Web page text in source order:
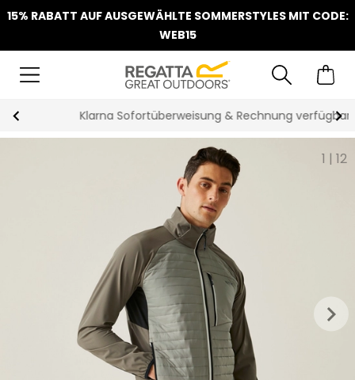
15% RABATT AUF AUSGEWÄHLTE SOMMERSTYLES MIT CODE:
WEB15
Klarna Sofortüberweisung & Rechnung verfügbar
1 | 12
keyboard_arrow_right